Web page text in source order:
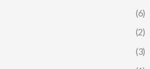
(6)
(2)
(3)